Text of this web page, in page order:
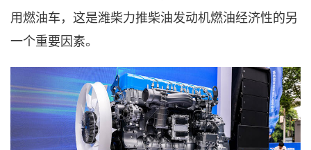
用燃油车，这是潍柴力推柴油发动机燃油经济性的另
一个重要因素。